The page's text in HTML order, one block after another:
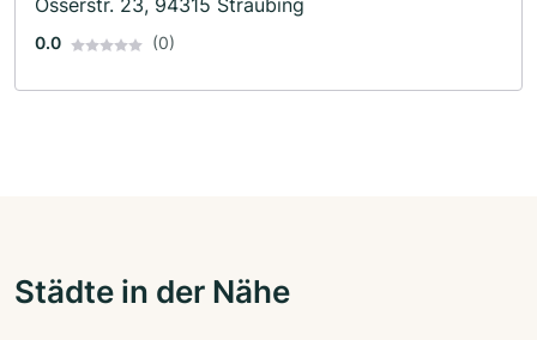
Osserstr. 23, 94315 Straubing
0.0 (0)
Städte in der Nähe